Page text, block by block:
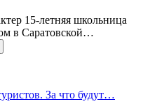
15-летняя школьница
в Саратовской…
За что будут…